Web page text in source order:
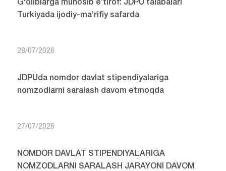
G‘oliblarga munosib e’tirof: JDPU talabalari
Turkiyada ijodiy-ma’rifiy safarda
28/07/2026
JDPUda nomdor davlat stipendiyalariga
nomzodlarni saralash davom etmoqda
27/07/2026
NOMDOR DAVLAT STIPENDIYALARIGA
NOMZODLARNI SARALASH JARAYONI DAVOM